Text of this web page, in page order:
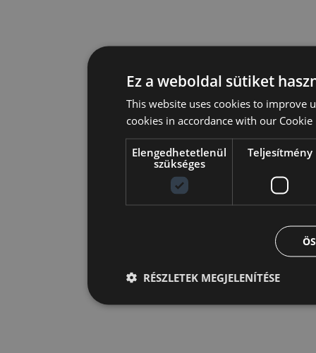
Ez a weboldal sütiket
This website uses cookies to improve
cookies in accordance with our Cookie
Elengedhetetlenül
szükséges
Teljesítmény
RÉSZLETEK MEGJELENÍTÉSE